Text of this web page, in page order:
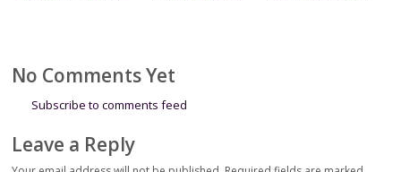
No Comments Yet
Subscribe to comments feed
Leave a Reply